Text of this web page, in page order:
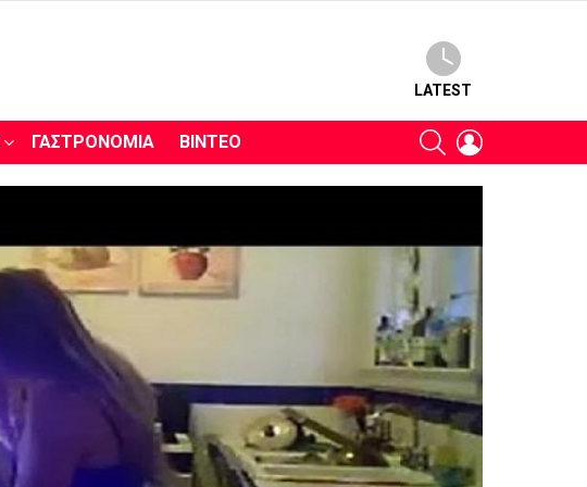
LATEST
ΓΑΣΤΡΟΝΟΜΊΑ ΒΊΝΤΕΟ SEARCH